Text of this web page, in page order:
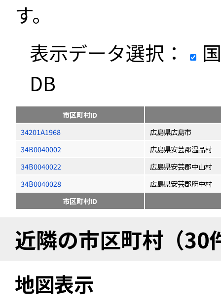
す。
表示データ選択：
DB
市区町村ID
34201A1968
広島県広島市
34B0040002
広島県安芸郡温品村
34B0040022
広島県安芸郡中山村
34B0040028
広島県安芸郡府中村
市区町村ID
近隣の市区町村（30
地図表示